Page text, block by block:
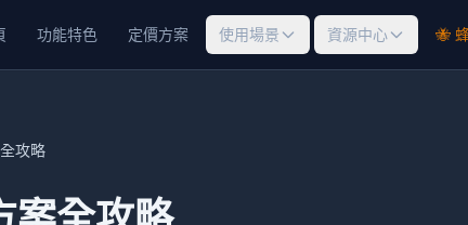
功能特色 定價方案 使用場景 資源中心 🐝
攻略